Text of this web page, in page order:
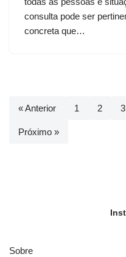
consulta pode ser
concreta que…
« Anterior 1 2 3
Próximo »
Sobre